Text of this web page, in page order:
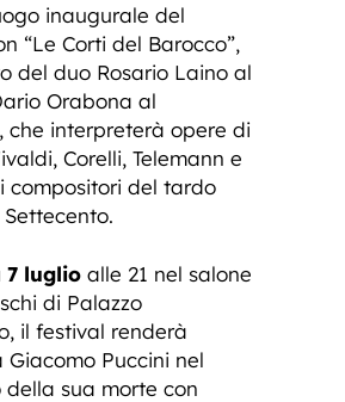
inaugurale del
“Le Corti del Barocco”,
del duo Rosario Laino al
Orabona al
che interpreterà opere di
Corelli, Telemann e
compositori del tardo
7 luglio alle 21 nel salone
di Palazzo
il festival renderà
Puccini nel
sua morte con